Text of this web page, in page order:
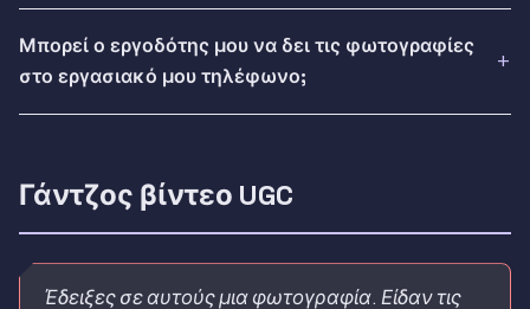
Μπορεί ο εργοδότης μου να δει τις φωτογραφίες
στο εργασιακό μου τηλέφωνο;
Γάντζος βίντεο UGC
Έδειξες σε αυτούς μια φωτογραφία. Είδαν τις